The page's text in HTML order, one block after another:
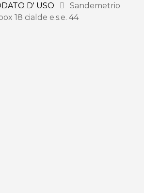
D' USO
Sandemetrio
18 cialde e.s.e. 44